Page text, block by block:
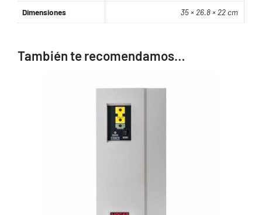
Dimensiones 35 × 26.8 × 22 cm
También te recomendamos…